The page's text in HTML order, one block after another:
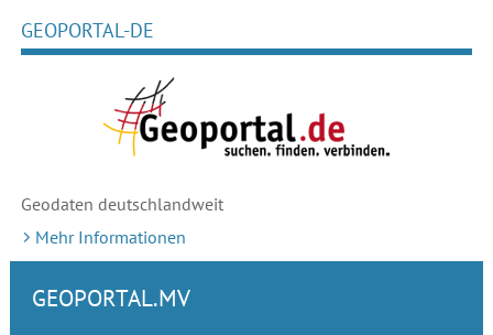
GEOPORTAL-DE
Geodaten deutschlandweit
Mehr Informationen
GEOPORTAL.MV